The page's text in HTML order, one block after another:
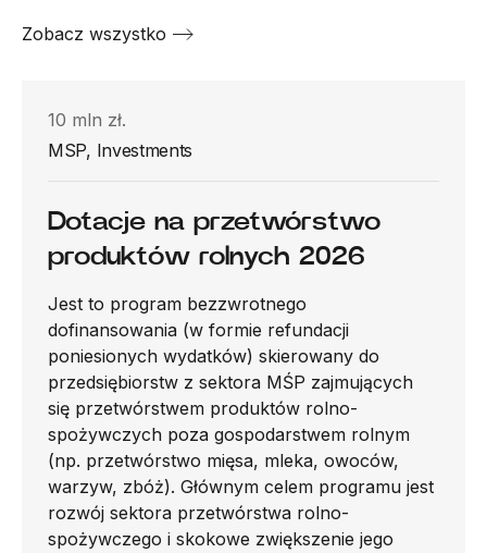
Zobacz wszystko
10 mln zł.
MSP, Investments
Dotacje na przetwórstwo
produktów rolnych 2026
Jest to program bezzwrotnego
dofinansowania (w formie refundacji
poniesionych wydatków) skierowany do
przedsiębiorstw z sektora MŚP zajmujących
się przetwórstwem produktów rolno-
spożywczych poza gospodarstwem rolnym
(np. przetwórstwo mięsa, mleka, owoców,
warzyw, zbóż). Głównym celem programu jest
rozwój sektora przetwórstwa rolno-
spożywczego i skokowe zwiększenie jego